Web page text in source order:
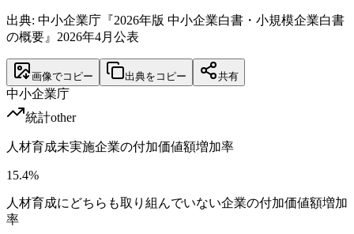
出典: 中小企業庁『2026年版 中小企業白書・小規模企業白書
の概要』2026年4月公表
画像でコピー 出典をコピー 共有
中小企業庁
統計other
人材育成未実施企業の付加価値額増加率
15.4%
人材育成にどちらも取り組んでいない企業の付加価値額増加
率